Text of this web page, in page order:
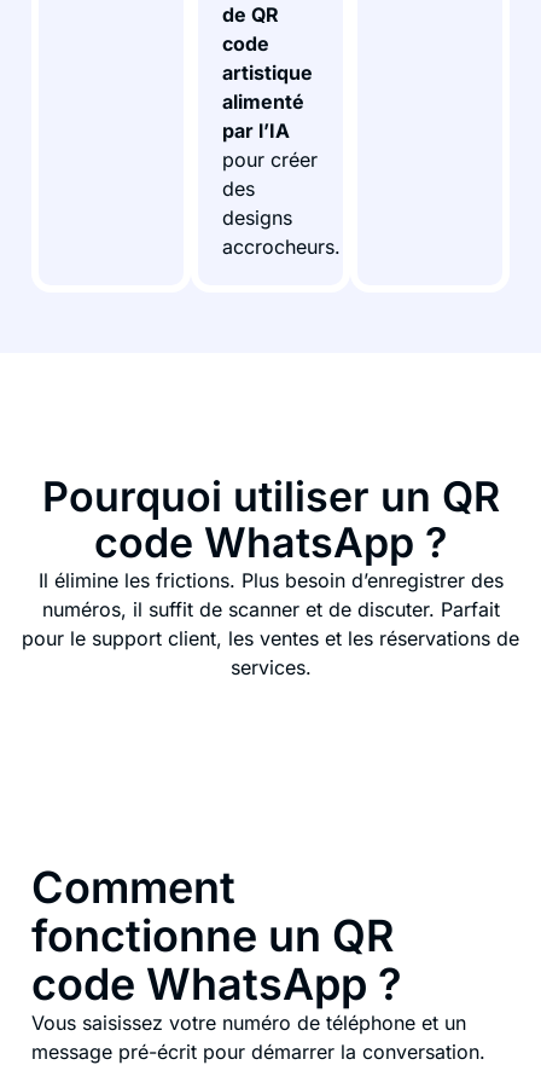
de QR
code
artistique
alimenté
par l’IA
pour créer
des
designs
accrocheurs.
Pourquoi utiliser un QR
code WhatsApp ?
Il élimine les frictions. Plus besoin d’enregistrer des
numéros, il suffit de scanner et de discuter. Parfait
pour le support client, les ventes et les réservations de
services.
Comment
fonctionne un QR
code WhatsApp ?
Vous saisissez votre numéro de téléphone et un
message pré-écrit pour démarrer la conversation.